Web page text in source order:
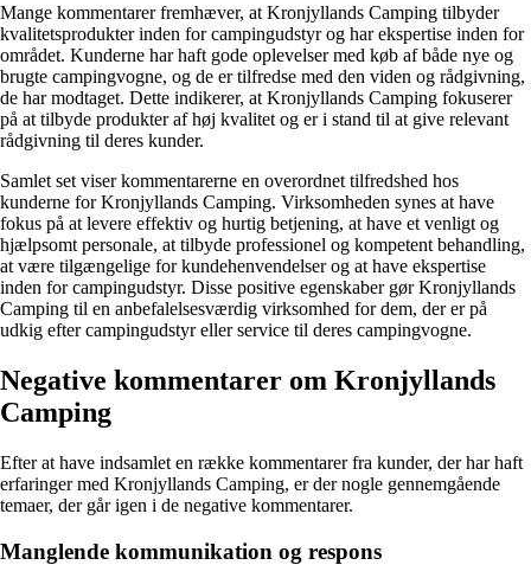
Mange kommentarer fremhæver, at Kronjyllands Camping tilbyder
kvalitetsprodukter inden for campingudstyr og har ekspertise inden for
området. Kunderne har haft gode oplevelser med køb af både nye og
brugte campingvogne, og de er tilfredse med den viden og rådgivning,
de har modtaget. Dette indikerer, at Kronjyllands Camping fokuserer
på at tilbyde produkter af høj kvalitet og er i stand til at give relevant
rådgivning til deres kunder.
Samlet set viser kommentarerne en overordnet tilfredshed hos
kunderne for Kronjyllands Camping. Virksomheden synes at have
fokus på at levere effektiv og hurtig betjening, at have et venligt og
hjælpsomt personale, at tilbyde professionel og kompetent behandling,
at være tilgængelige for kundehenvendelser og at have ekspertise
inden for campingudstyr. Disse positive egenskaber gør Kronjyllands
Camping til en anbefalelsesværdig virksomhed for dem, der er på
udkig efter campingudstyr eller service til deres campingvogne.
Negative kommentarer om Kronjyllands
Camping
Efter at have indsamlet en række kommentarer fra kunder, der har haft
erfaringer med Kronjyllands Camping, er der nogle gennemgående
temaer, der går igen i de negative kommentarer.
Manglende kommunikation og respons